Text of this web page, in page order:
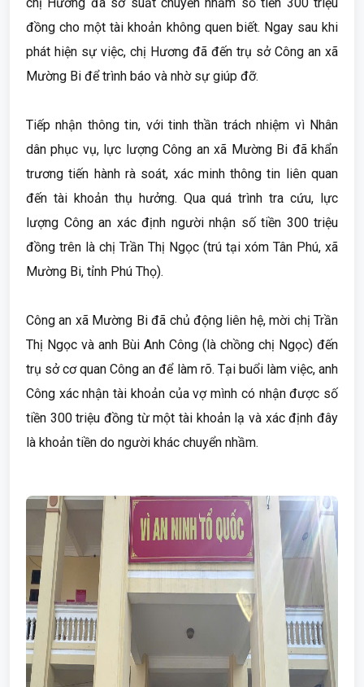
đồng cho một tài khoản không quen biết. Ngay sau khi
phát hiện sự việc, chị Hương đã đến trụ sở Công an xã
Mường Bi để trình báo và nhờ sự giúp đỡ.
Tiếp nhận thông tin, với tinh thần trách nhiệm vì Nhân
dân phục vụ, lực lượng Công an xã Mường Bi đã khẩn
trương tiến hành rà soát, xác minh thông tin liên quan
đến tài khoản thụ hưởng. Qua quá trình tra cứu, lực
lượng Công an xác định người nhận số tiền 300 triệu
đồng trên là chị Trần Thị Ngọc (trú tại xóm Tân Phú, xã
Mường Bi, tỉnh Phú Thọ).
Công an xã Mường Bi đã chủ động liên hệ, mời chị Trần
Thị Ngọc và anh Bùi Anh Công (là chồng chị Ngọc) đến
trụ sở cơ quan Công an để làm rõ. Tại buổi làm việc, anh
Công xác nhận tài khoản của vợ mình có nhận được số
tiền 300 triệu đồng từ một tài khoản lạ và xác định đây
là khoản tiền do người khác chuyển nhầm.